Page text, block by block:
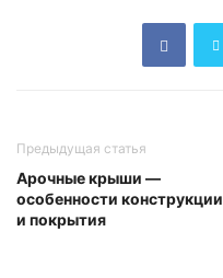
Предыдущая статья
Арочные крыши —
особенности конструкции
и покрытия